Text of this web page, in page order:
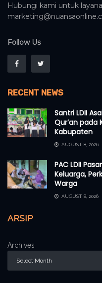
Hubungi kami untuk
Follow Us
RECENT NEWS
Santri LDII
Qur’an pada
Kabupaten
AUGUST 8, 2026
PAC LDII
Keluarga,
Warga
AUGUST 8, 2026
ARSIP
Archives